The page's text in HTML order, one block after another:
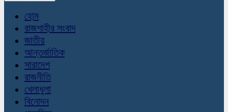
হোম
রাজশাহীর সংবাদ
জাতীয়
আন্তর্জাতিক
সারাদেশ
রাজনীতি
খেলাধুলা
বিনোদন